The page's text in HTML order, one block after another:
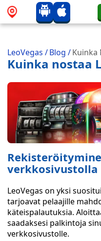
LeoVegas /Blog /Kuinka
Kuinka nostaa
verkkosivustolla
LeoVegas on yksi
tarjoavat pelaajille
käteispalautuksia.
saadaksesi palkintoja
verkkosivustolle.